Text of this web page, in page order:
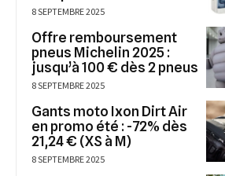
8 SEPTEMBRE 2025
Offre remboursement
pneus Michelin 2025 :
jusqu’à 100 € dès 2 pneus
8 SEPTEMBRE 2025
Gants moto Ixon Dirt Air
en promo été : -72% dès
21,24 € (XS à M)
8 SEPTEMBRE 2025